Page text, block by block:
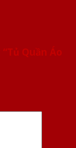
Quần Áo